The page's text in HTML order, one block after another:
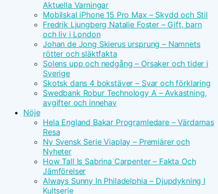
Aktuella Varningar
Mobilskal iPhone 15 Pro Max – Skydd och Stil
Fredrik Ljungberg Natalie Foster – Gift, barn
och liv i London
Johan de Jong Skierus ursprung – Namnets
rötter och släktfakta
Solens upp och nedgång – Orsaker och tider i
Sverige
Skotsk dans 4 bokstäver – Svar och förklaring
Swedbank Robur Technology A – Avkastning,
avgifter och innehav
Nöje
Hela England Bakar Programledare – Värdarnas
Resa
Ny Svensk Serie Viaplay – Premiärer och
Nyheter
How Tall Is Sabrina Carpenter – Fakta Och
Jämförelser
Always Sunny In Philadelphia – Djupdykning I
Kultserie